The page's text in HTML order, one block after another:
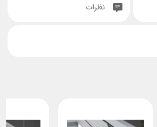
نظرات